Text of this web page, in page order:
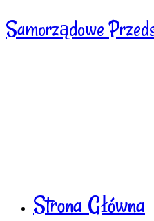
Samorządowe
Strona Główna